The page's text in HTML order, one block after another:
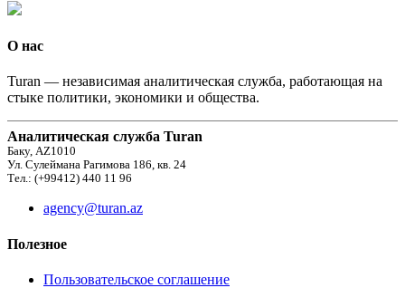
О нас
Turan — независимая аналитическая служба, работающая на
стыке политики, экономики и общества.
Аналитическая служба Turan
Баку, AZ1010
Ул. Сулеймана Рагимова 186, кв. 24
Тел.: (+99412) 440 11 96
agency@turan.az
Полезное
Пользовательское соглашение